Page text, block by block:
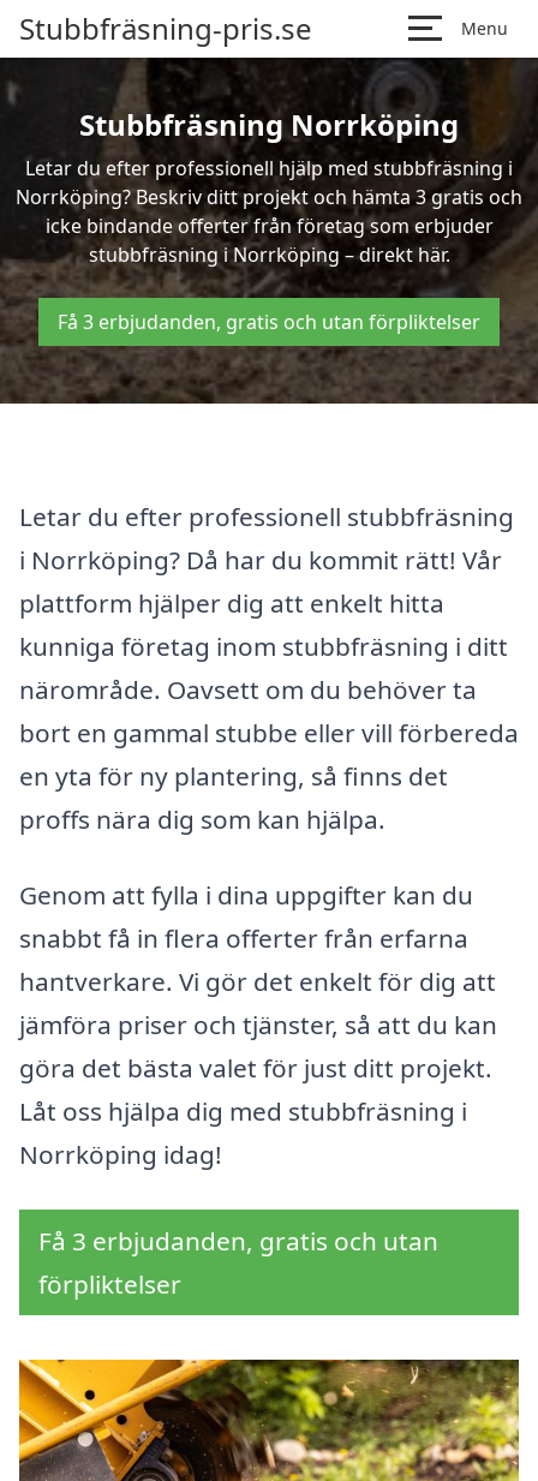
Stubbfräsning-pris.se Menu
Stubbfräsning Norrköping
Letar du efter professionell hjälp med stubbfräsning i
Norrköping? Beskriv ditt projekt och hämta 3 gratis och
icke bindande offerter från företag som erbjuder
stubbfräsning i Norrköping – direkt här.
Få 3 erbjudanden, gratis och utan förpliktelser
Letar du efter professionell stubbfräsning
i Norrköping? Då har du kommit rätt! Vår
plattform hjälper dig att enkelt hitta
kunniga företag inom stubbfräsning i ditt
närområde. Oavsett om du behöver ta
bort en gammal stubbe eller vill förbereda
en yta för ny plantering, så finns det
proffs nära dig som kan hjälpa.
Genom att fylla i dina uppgifter kan du
snabbt få in flera offerter från erfarna
hantverkare. Vi gör det enkelt för dig att
jämföra priser och tjänster, så att du kan
göra det bästa valet för just ditt projekt.
Låt oss hjälpa dig med stubbfräsning i
Norrköping idag!
Få 3 erbjudanden, gratis och utan
förpliktelser